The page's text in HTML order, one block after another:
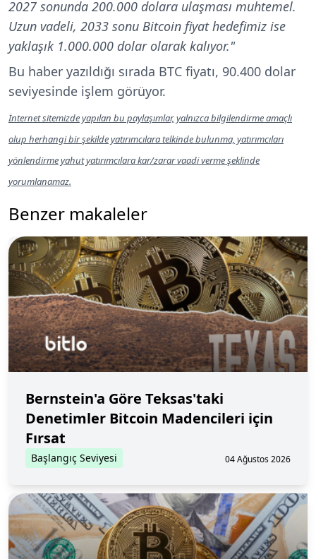
2027 sonunda 200.000 dolara ulaşması muhtemel.
Uzun vadeli, 2033 sonu Bitcoin fiyat hedefimiz ise
yaklaşık 1.000.000 dolar olarak kalıyor."
Bu haber yazıldığı sırada BTC fiyatı, 90.400 dolar
seviyesinde işlem görüyor.
İnternet sitemizde yapılan bu paylaşımlar, yalnızca bilgilendirme amaçlı
olup herhangi bir şekilde yatırımcılara telkinde bulunma, yatırımcıları
yönlendirme yahut yatırımcılara kar/zarar vaadi verme şeklinde
yorumlanamaz.
Benzer makaleler
Bernstein'a Göre Teksas'taki
Denetimler Bitcoin Madencileri için
Fırsat
Başlangıç Seviyesi 04 Ağustos 2026